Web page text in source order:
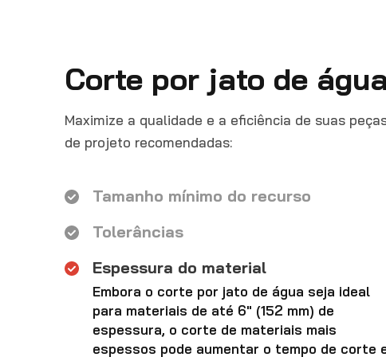
Corte por jato de água
Maximize a qualidade e a eficiência de suas
de projeto recomendadas:
Tamanho mínimo do recurso
Tolerâncias
Espessura do material
Embora o corte por jato de água seja ideal
para materiais de até 6" (152 mm) de
espessura, o corte de materiais mais
espessos pode aumentar o tempo de corte